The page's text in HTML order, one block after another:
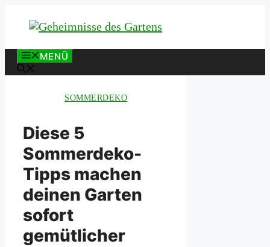
Inhalt
MENÜ
SOMMERDEKO
Diese 5
Sommerdeko-
Tipps machen
deinen Garten
sofort
gemütlicher